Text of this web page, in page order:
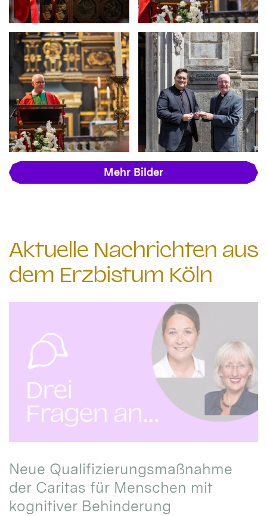
Mehr Bilder
Aktuelle Nachrichten aus
dem Erzbistum Köln
Neue Qualifizierungsmaßnahme
der Caritas für Menschen mit
kognitiver Behinderung